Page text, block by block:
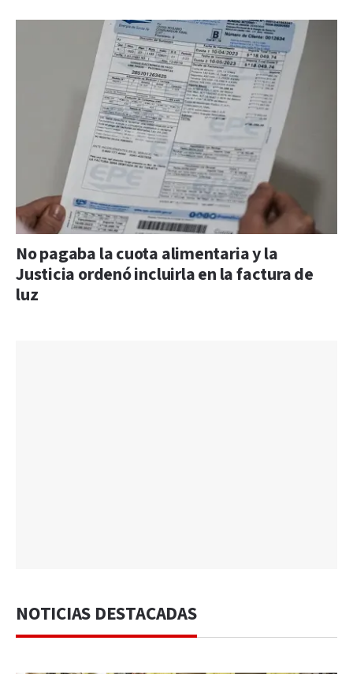
No pagaba la cuota alimentaria y la
Justicia ordenó incluirla en la factura de
luz
NOTICIAS DESTACADAS